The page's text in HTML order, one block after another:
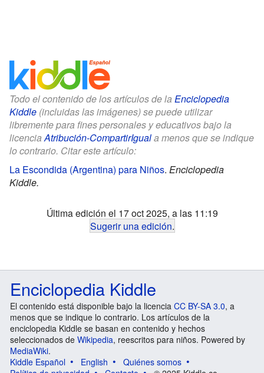
Todo el contenido de los artículos de la Enciclopedia
Kiddle (incluidas las imágenes) se puede utilizar
libremente para fines personales y educativos bajo la
licenciaAtribución-CompartirIguala menos que se indique
lo contrario. Citar este artículo:
La Escondida (Argentina) para Niños. Enciclopedia
Kiddle.
Última edición el 17 oct 2025, a las 11:19
Sugerir una edición.
Enciclopedia Kiddle
El contenido está disponible bajo la licencia CC BY-SA 3.0, a
menos que se indique lo contrario. Los artículos de la
enciclopedia Kiddle se basan en contenido y hechos
seleccionados de Wikipedia, reescritos para niños. Powered by
MediaWiki.
Kiddle Español
English
Quiénes somos